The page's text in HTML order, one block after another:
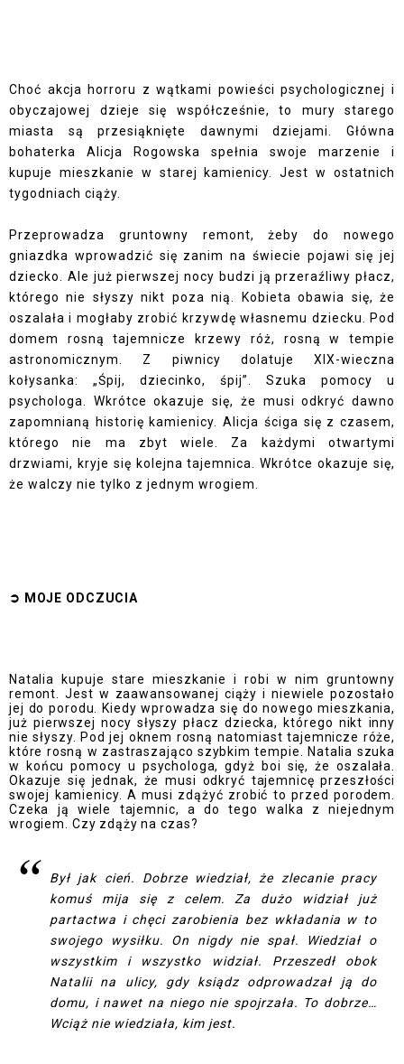
Choć akcja horroru z wątkami powieści psychologicznej i
obyczajowej dzieje się współcześnie, to mury starego
miasta są przesiąknięte dawnymi dziejami. Główna
bohaterka Alicja Rogowska spełnia swoje marzenie i
kupuje mieszkanie w starej kamienicy. Jest w ostatnich
tygodniach ciąży.
Przeprowadza gruntowny remont, żeby do nowego
gniazdka wprowadzić się zanim na świecie pojawi się jej
dziecko. Ale już pierwszej nocy budzi ją przeraźliwy płacz,
którego nie słyszy nikt poza nią. Kobieta obawia się, że
oszalała i mogłaby zrobić krzywdę własnemu dziecku. Pod
domem rosną tajemnicze krzewy róż, rosną w tempie
astronomicznym. Z piwnicy dolatuje XIX-wieczna
kołysanka: „Śpij, dziecinko, śpij”. Szuka pomocy u
psychologa. Wkrótce okazuje się, że musi odkryć dawno
zapomnianą historię kamienicy. Alicja ściga się z czasem,
którego nie ma zbyt wiele. Za każdymi otwartymi
drzwiami, kryje się kolejna tajemnica. Wkrótce okazuje się,
że walczy nie tylko z jednym wrogiem.
➲ MOJE ODCZUCIA
Natalia kupuje stare mieszkanie i robi w nim gruntowny
remont. Jest w zaawansowanej ciąży i niewiele pozostało
jej do porodu. Kiedy wprowadza się do nowego mieszkania,
już pierwszej nocy słyszy płacz dziecka, którego nikt inny
nie słyszy. Pod jej oknem rosną natomiast tajemnicze róże,
które rosną w zastraszająco szybkim tempie. Natalia szuka
w końcu pomocy u psychologa, gdyż boi się, że oszalała.
Okazuje się jednak, że musi odkryć tajemnicę przeszłości
swojej kamienicy. A musi zdążyć zrobić to przed porodem.
Czeka ją wiele tajemnic, a do tego walka z niejednym
wrogiem. Czy zdąży na czas?
Był jak cień. Dobrze wiedział, że zlecanie pracy
komuś mija się z celem. Za dużo widział już
partactwa i chęci zarobienia bez wkładania w to
swojego wysiłku. On nigdy nie spał. Wiedział o
wszystkim i wszystko widział. Przeszedł obok
Natalii na ulicy, gdy ksiądz odprowadzał ją do
domu, i nawet na niego nie spojrzała. To dobrze…
Wciąż nie wiedziała, kim jest.